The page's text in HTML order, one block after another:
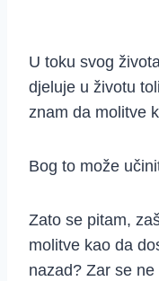
U toku svog
djeluje u životu
znam da molitve
Bog to može
Zato se pitam,
molitve kao da
nazad? Zar se